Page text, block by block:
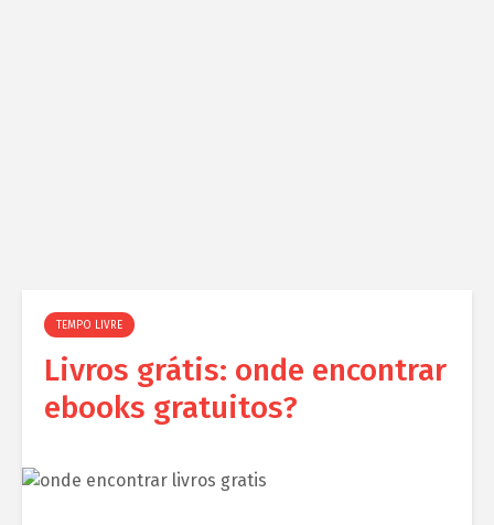
TEMPO LIVRE
Livros grátis: onde encontrar
ebooks gratuitos?